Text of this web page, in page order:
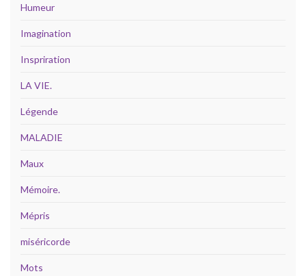
Humeur
Imagination
Inspriration
LA VIE.
Légende
MALADIE
Maux
Mémoire.
Mépris
miséricorde
Mots